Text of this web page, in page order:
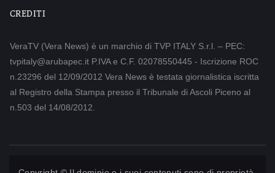
CREDITI
VeraTV (Vera News) è un marchio di TVP ITALY S.r.l. – PEC:
tvpitaly@arubapec.it P.IVA e C.F. 02078550445 - Iscrizione ROC
n.23296 del 12/09/2012 Vera News è testata giornalistica iscritta
al Registro della Stampa presso il Tribunale di Ascoli Piceno al
n.503 del 14/08/2012.